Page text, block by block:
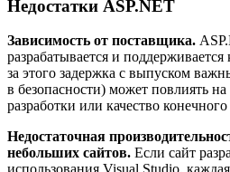
Недостатки ASP.NET
Зависимость от поставщика.
разрабатывается и
за этого задержка с выпуском
в безопасности) может повлиять
разработки или качество
Недостаточная
небольших сайтов. Если сайт